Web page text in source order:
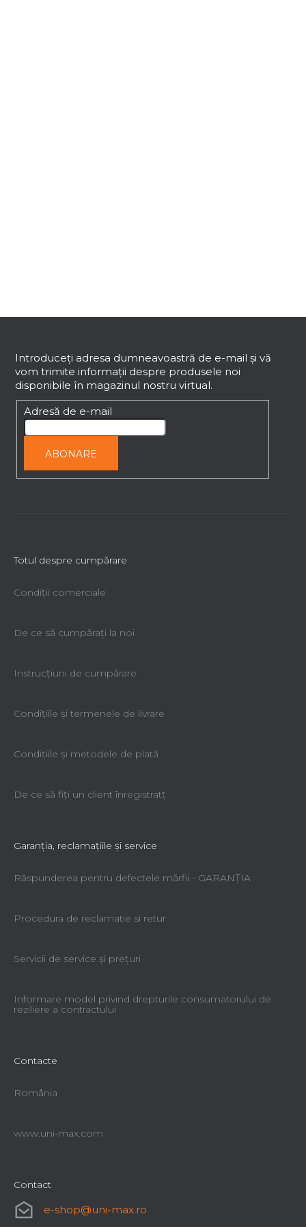
Introduceţi adresa dumneavoastră de e-mail şi vă
vom trimite informaţii despre produsele noi
disponibile în magazinul nostru virtual.
Adresă de e-mail
ABONARE
Totul despre cumpărare
Condiții comerciale
De ce să cumpăraţi la noi
Instrucțiuni de cumpărare
Condiţiile şi termenele de livrare
Condiţiile şi metodele de plată
De ce să fiţi un client înregistratţ
Garanţia, reclamaţiile şi service
Răspunderea pentru defectele mărfii - GARANŢIA
Procedura de reclamatie si retur
Servicii de service şi preţuri
Informare model privind drepturile consumatorului de
reziliere a contractului
Contacte
România
www.uni-max.com
Contact
e-shop@uni-max.ro